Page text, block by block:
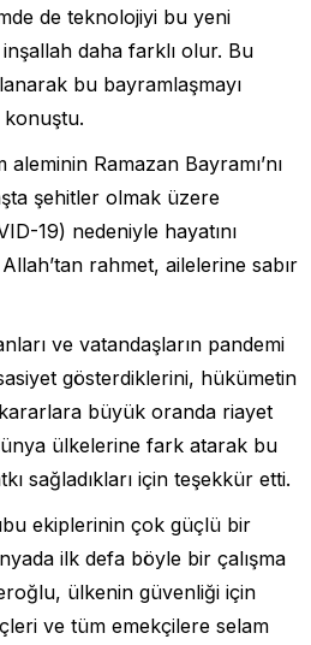
de teknolojiyi bu yeni
daha farklı olur. Bu
bu bayramlaşmayı
Ramazan Bayramı’nı
şehitler olmak üzere
19) nedeniyle hayatını
rahmet, ailelerine sabır
ve vatandaşların pandemi
gösterdiklerini, hükümetin
büyük oranda riayet
ülkelerine fark atarak bu
sağladıkları için teşekkür etti.
ekiplerinin çok güçlü bir
ilk defa böyle bir çalışma
ülkenin güvenliği için
ve tüm emekçilere selam